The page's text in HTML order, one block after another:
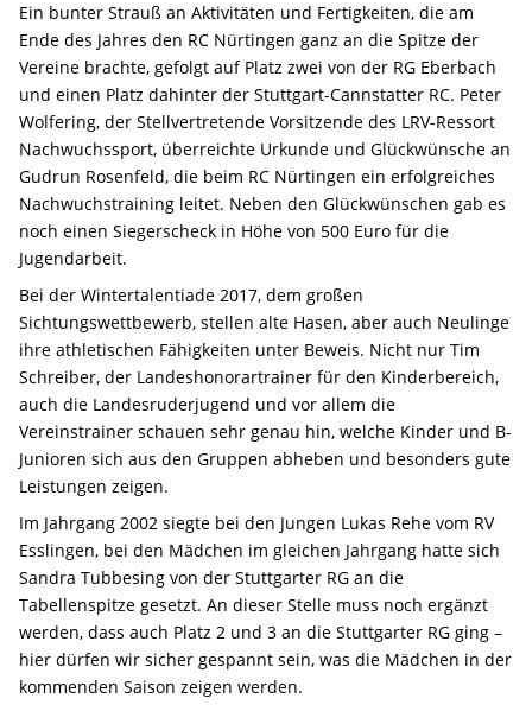
Ein bunter Strauß an Aktivitäten und Fertigkeiten, die am
Ende des Jahres den RC Nürtingen ganz an die Spitze der
Vereine brachte, gefolgt auf Platz zwei von der RG Eberbach
und einen Platz dahinter der Stuttgart-Cannstatter RC. Peter
Wolfering, der Stellvertretende Vorsitzende des LRV-Ressort
Nachwuchssport, überreichte Urkunde und Glückwünsche an
Gudrun Rosenfeld, die beim RC Nürtingen ein erfolgreiches
Nachwuchstraining leitet. Neben den Glückwünschen gab es
noch einen Siegerscheck in Höhe von 500 Euro für die
Jugendarbeit.
Bei der Wintertalentiade 2017, dem großen
Sichtungswettbewerb, stellen alte Hasen, aber auch Neulinge
ihre athletischen Fähigkeiten unter Beweis. Nicht nur Tim
Schreiber, der Landeshonorartrainer für den Kinderbereich,
auch die Landesruderjugend und vor allem die
Vereinstrainer schauen sehr genau hin, welche Kinder und B-
Junioren sich aus den Gruppen abheben und besonders gute
Leistungen zeigen.
Im Jahrgang 2002 siegte bei den Jungen Lukas Rehe vom RV
Esslingen, bei den Mädchen im gleichen Jahrgang hatte sich
Sandra Tubbesing von der Stuttgarter RG an die
Tabellenspitze gesetzt. An dieser Stelle muss noch ergänzt
werden, dass auch Platz 2 und 3 an die Stuttgarter RG ging –
hier dürfen wir sicher gespannt sein, was die Mädchen in der
kommenden Saison zeigen werden.